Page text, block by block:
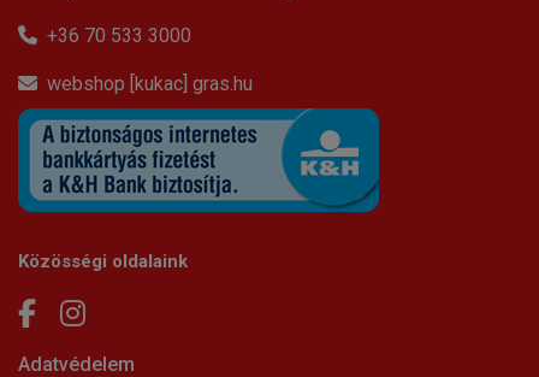
+36 70 533 3000
webshop [kukac] gras.hu
Közösségi oldalaink
Adatvédelem